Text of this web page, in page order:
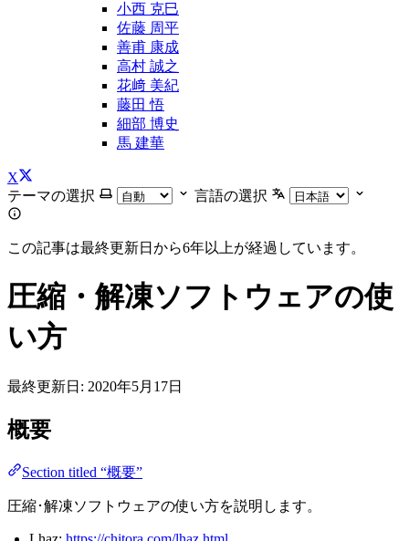
小西 克巳
佐藤 周平
善甫 康成
高村 誠之
花﨑 美紀
藤田 悟
細部 博史
馬 建華
X
テーマの選択
言語の選択
この記事は最終更新日から6年以上が経過しています。
圧縮・解凍ソフトウェアの使
い方
最終更新日: 2020年5月17日
概要
Section titled “概要”
圧縮･解凍ソフトウェアの使い方を説明します。